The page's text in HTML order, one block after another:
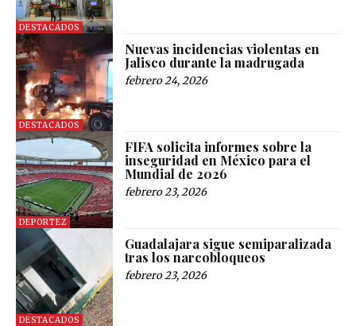
DESTACADOS
DESTACADOS
Nuevas incidencias violentas en
Jalisco durante la madrugada
febrero 24, 2026
DEPORTEZ
FIFA solicita informes sobre la
inseguridad en México para el
Mundial de 2026
febrero 23, 2026
DESTACADOS
Guadalajara sigue semiparalizada
tras los narcobloqueos
febrero 23, 2026